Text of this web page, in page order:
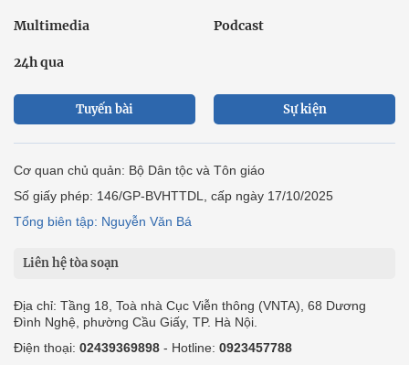
Multimedia Podcast
24h qua
Tuyến bài Sự kiện
Cơ quan chủ quản: Bộ Dân tộc và Tôn giáo
Số giấy phép: 146/GP-BVHTTDL, cấp ngày 17/10/2025
Tổng biên tập: Nguyễn Văn Bá
Liên hệ tòa soạn
Địa chỉ: Tầng 18, Toà nhà Cục Viễn thông (VNTA), 68 Dương
Đình Nghệ, phường Cầu Giấy, TP. Hà Nội.
Điện thoại: 02439369898 - Hotline: 0923457788